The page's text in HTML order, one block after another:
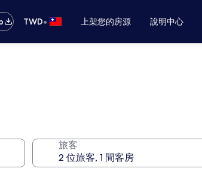
TWD• 上架您的房源 說明中心
旅客